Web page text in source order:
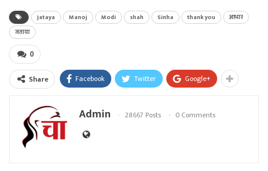
Jataya Manoj Modi shah Sinha thank you
आभार
जताया
0
Share Facebook Twitter Google+
Admin 28667 Posts 0 Comments